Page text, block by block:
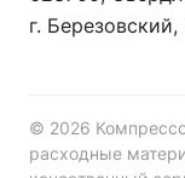
г.
© 2026
расходные